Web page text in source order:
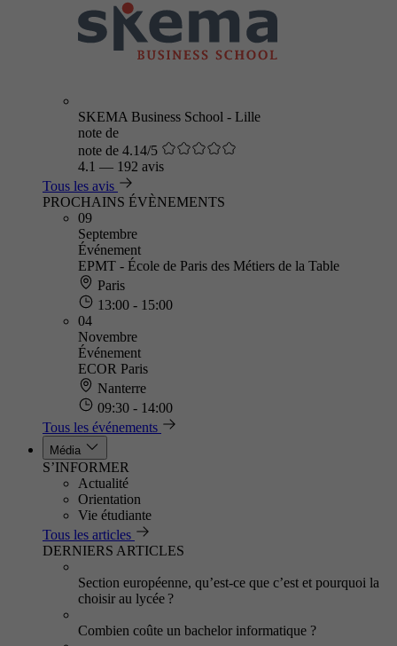
SKEMA Business School - Lille
note de
note de 4.14/5
4.1 — 192 avis
Tous les avis
PROCHAINS ÉVÈNEMENTS
09
Septembre
Événement
EPMT - École de Paris des Métiers de la Table
Paris
13:00 - 15:00
04
Novembre
Événement
ECOR Paris
Nanterre
09:30 - 14:00
Tous les événements
Média
S’INFORMER
Actualité
Orientation
Vie étudiante
Tous les articles
DERNIERS ARTICLES
Section européenne, qu’est-ce que c’est et pourquoi la
choisir au lycée ?
Combien coûte un bachelor informatique ?